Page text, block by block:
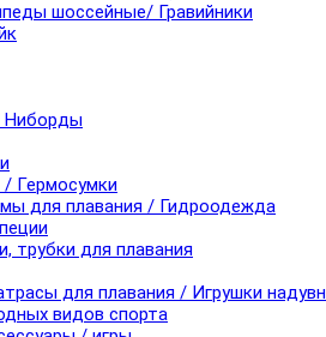
шоссейные/ Гравийники
Ниборды
Гермосумки
для плавания / Гидроодежда
трубки для плавания
для плавания / Игрушки
видов спорта